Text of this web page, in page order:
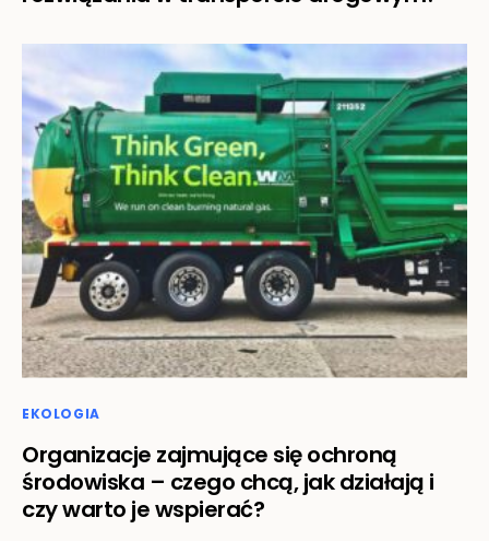
EKOLOGIA
Organizacje zajmujące się ochroną
środowiska – czego chcą, jak działają i
czy warto je wspierać?